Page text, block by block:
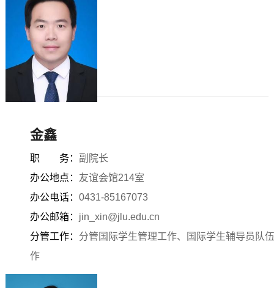
金鑫
职 务： 副院长
办公地点： 友谊会馆214室
办公电话： 0431-85167073
办公邮箱： jin_xin@jlu.edu.cn
分管工作： 分管国际学生管理工作、国际学生辅导员队
作